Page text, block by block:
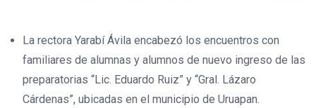
La rectora Yarabí Ávila encabezó los encuentros con
familiares de alumnas y alumnos de nuevo ingreso de las
preparatorias “Lic. Eduardo Ruiz” y “Gral. Lázaro
Cárdenas”, ubicadas en el municipio de Uruapan.